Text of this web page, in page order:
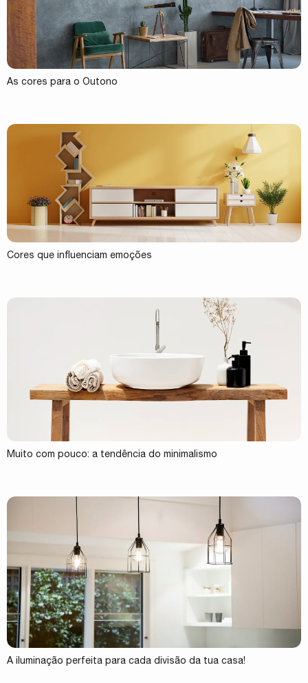
As cores para o Outono
Cores que influenciam emoções
Muito com pouco: a tendência do minimalismo
A iluminação perfeita para cada divisão da tua casa!